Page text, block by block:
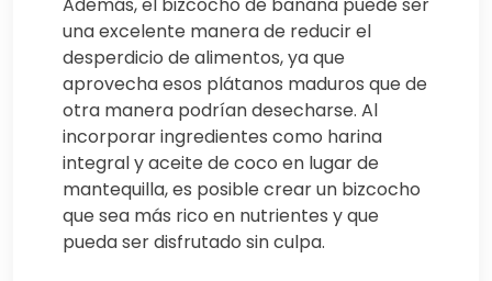
Además, el bizcocho de banana puede ser
una excelente manera de reducir el
desperdicio de alimentos, ya que
aprovecha esos plátanos maduros que de
otra manera podrían desecharse. Al
incorporar ingredientes como harina
integral y aceite de coco en lugar de
mantequilla, es posible crear un bizcocho
que sea más rico en nutrientes y que
pueda ser disfrutado sin culpa.